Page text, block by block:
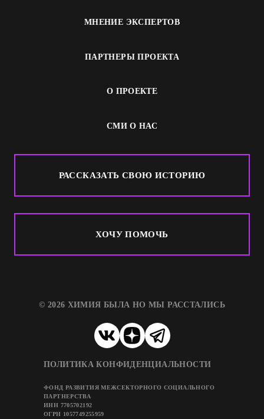
МНЕНИЕ ЭКСПЕРТОВ
ПАРТНЕРЫ ПРОЕКТА
О ПРОЕКТЕ
СМИ О НАС
РАССКАЗАТЬ СВОЮ ИСТОРИЮ
ХОЧУ ПОМОЧЬ
© 2026 ХИМИЯ БЫЛА НО МЫ РАССТАЛИСЬ
ПОЛИТИКА КОНФИДЕНЦИАЛЬНОСТИ
ФОНД РАЗВИТИЯ МЕЖСЕКТОРНОГО СОЦИАЛЬНОГО
ПАРТНЕРСТВА
ИНН 7705702192
ОГРН 1057749255959